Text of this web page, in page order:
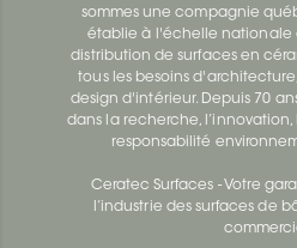
sommes une compagnie
établie à l'échelle nationale
distribution de surfaces en
tous les besoins
design d'intérieur. Depuis 70
dans la recherche,
responsabilité
Ceratec Surfaces - Votre
l’industrie des surfaces de